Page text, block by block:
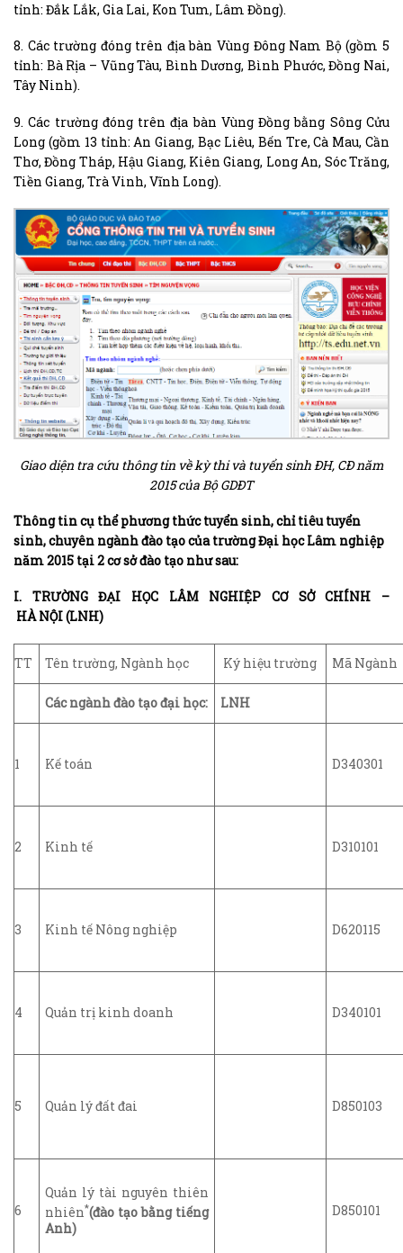
tỉnh: Đắk Lắk, Gia Lai, Kon Tum, Lâm Đồng).
8. Các trường đóng trên địa bàn Vùng Đông Nam Bộ (gồm 5
tỉnh: Bà Rịa – Vũng Tàu, Bình Dương, Bình Phước, Đồng Nai,
Tây Ninh).
9. Các trường đóng trên địa bàn Vùng Đồng bằng Sông Cửu
Long (gồm 13 tỉnh: An Giang, Bạc Liêu, Bến Tre, Cà Mau, Cần
Thơ, Đồng Tháp, Hậu Giang, Kiên Giang, Long An, Sóc Trăng,
Tiền Giang, Trà Vinh, Vĩnh Long).
Giao diện tra cứu thông tin về kỳ thi và tuyển sinh ĐH, CĐ năm
2015 của Bộ GDĐT
Thông tin cụ thể phương thức tuyển sinh, chỉ tiêu tuyển
sinh, chuyên ngành đào tạo của trường Đại học Lâm nghiệp
năm 2015 tại 2 cơ sở đào tạo như sau:
I. TRƯỜNG ĐẠI HỌC LÂM NGHIỆP CƠ SỞ CHÍNH –
HÀ NỘI (LNH)
TT Tên trường, Ngành học Ký hiệu trường Mã Ngành
Các ngành đào tạo đại học: LNH
1 Kế toán D340301
2 Kinh tế D310101
3 Kinh tế Nông nghiệp D620115
4 Quản trị kinh doanh D340101
5 Quản lý đất đai D850103
6
Quản lý tài nguyên thiên
nhiên*(đào tạo bằng tiếng
Anh)
D850101